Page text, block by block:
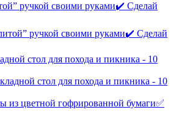
ручкой своими руками✔️ Сделай
стол для похода и пикника - 10
из цветной гофрированной бумаги✅